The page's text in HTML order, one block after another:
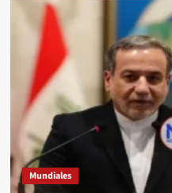
Mundiales